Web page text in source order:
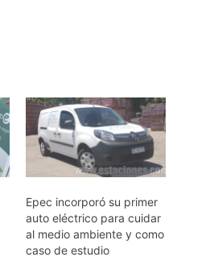
Epec incorporó su primer
auto eléctrico para cuidar
al medio ambiente y como
caso de estudio